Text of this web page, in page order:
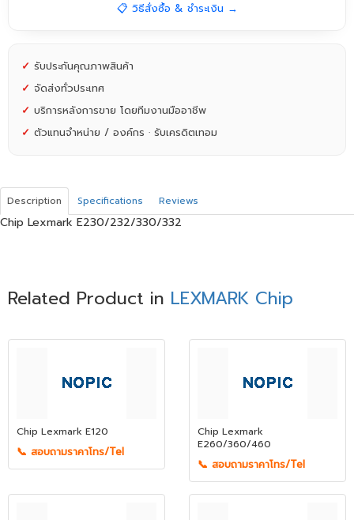
📋 วิธีสั่งซื้อ & ชำระเงิน →
✓ รับประกันคุณภาพสินค้า
✓ จัดส่งทั่วประเทศ
✓ บริการหลังการขาย โดยทีมงานมืออาชีพ
✓ ตัวแทนจำหน่าย / องค์กร · รับเครดิตเทอม
Description Specifications Reviews
Chip Lexmark E230/232/330/332
Related Product in LEXMARK Chip
Chip Lexmark E120
📞 สอบถามราคาโทร/Tel
Chip Lexmark
E260/360/460
📞 สอบถามราคาโทร/Tel